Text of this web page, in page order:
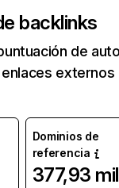
backlinks
de
externos
Dominios de
referencia
377,93 mil